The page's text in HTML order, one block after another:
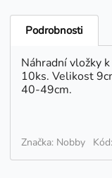
Podrobnosti
Náhradní vložky
10ks. Velikost
40-49cm.
Značka: Nobby